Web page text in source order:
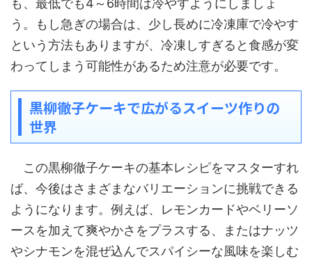
も、最低でも4～6時間は冷やすようにしましょ
う。もし急ぎの場合は、少し長めに冷凍庫で冷やす
という方法もありますが、冷凍しすぎると食感が変
わってしまう可能性があるため注意が必要です。
黒柳徹子ケーキで広がるスイーツ作りの
世界
この黒柳徹子ケーキの基本レシピをマスターすれ
ば、今後はさまざまなバリエーションに挑戦できる
ようになります。例えば、レモンカードやベリーソ
ースを加えて爽やかさをプラスする、またはナッツ
やシナモンを混ぜ込んでスパイシーな風味を楽しむ